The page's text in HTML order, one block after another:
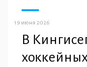
19 июня 2026
В